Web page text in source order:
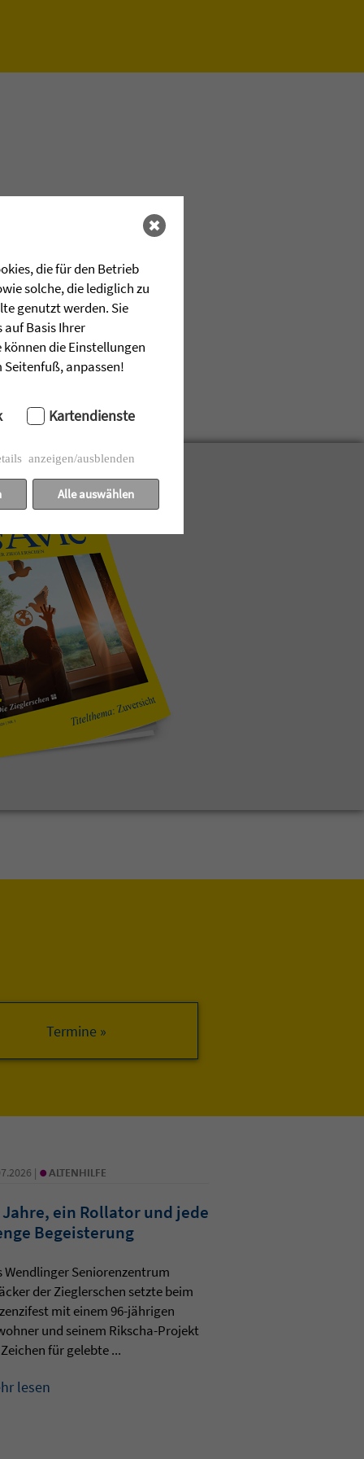
| • ALTENHILFE
Jahre, ein Rollator und jede
Begeisterung
Wendlinger Seniorenzentrum
der Zieglerschen setzte beim
mit einem 96-jährigen
und seinem Rikscha-Projekt
für gelebte ...
lesen
die für den Betrieb
solche, die lediglich zu
genutzt werden. Sie
auf Basis Ihrer
die Einstellungen
anpassen!
Kartendienste
anzeigen/ausblenden
Alle auswählen